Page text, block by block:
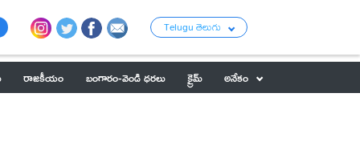
Telugu తెలుగు
రాజకీయం బంగారం-వెండి ధరలు క్రైమ్ అనేకం